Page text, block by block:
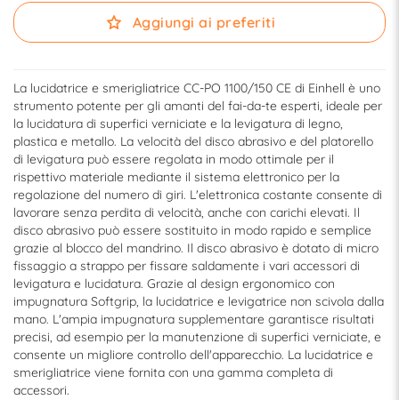
Aggiungi ai preferiti
La lucidatrice e smerigliatrice CC-PO 1100/150 CE di Einhell è uno
strumento potente per gli amanti del fai-da-te esperti, ideale per
la lucidatura di superfici verniciate e la levigatura di legno,
plastica e metallo. La velocità del disco abrasivo e del platorello
di levigatura può essere regolata in modo ottimale per il
rispettivo materiale mediante il sistema elettronico per la
regolazione del numero di giri. L'elettronica costante consente di
lavorare senza perdita di velocità, anche con carichi elevati. Il
disco abrasivo può essere sostituito in modo rapido e semplice
grazie al blocco del mandrino. Il disco abrasivo è dotato di micro
fissaggio a strappo per fissare saldamente i vari accessori di
levigatura e lucidatura. Grazie al design ergonomico con
impugnatura Softgrip, la lucidatrice e levigatrice non scivola dalla
mano. L'ampia impugnatura supplementare garantisce risultati
precisi, ad esempio per la manutenzione di superfici verniciate, e
consente un migliore controllo dell'apparecchio. La lucidatrice e
smerigliatrice viene fornita con una gamma completa di
accessori.